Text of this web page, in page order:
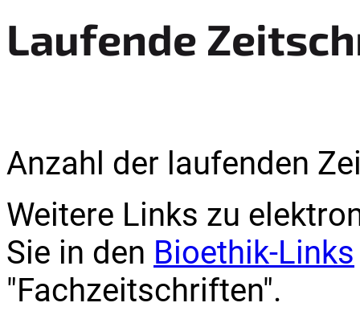
Laufende
Anzahl der laufenden
Weitere Links zu
Sie in den Bioethik-Links
"Fachzeitschriften".